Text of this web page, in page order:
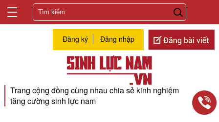
Đăng ký Đăng nhập
Trang cộng đồng cùng nhau chia sẻ kinh nghiệm
tăng cường sinh lực nam